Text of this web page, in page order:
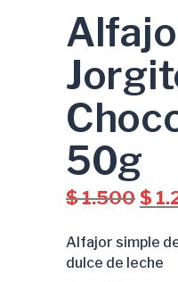
50g
$1.500 El
era:
$
$
Alfajor simple
dulce de leche